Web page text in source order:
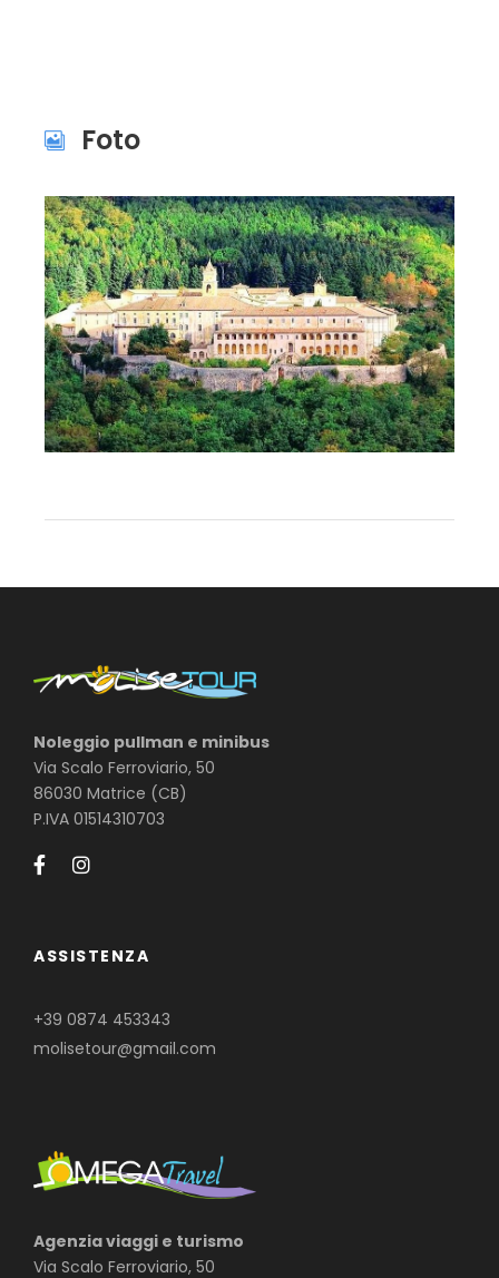
Foto
Noleggio pullman e minibus
Via Scalo Ferroviario, 50
86030 Matrice (CB)
P.IVA 01514310703
ASSISTENZA
+39 0874 453343
molisetour@gmail.com
Agenzia viaggi e turismo
Via Scalo Ferroviario, 50